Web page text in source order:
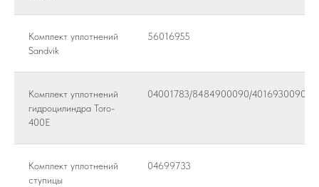
Комплект уплотнений
Sandvik
56016955
Комплект уплотнений
гидроцилиндра Toro-
400E
04001783/8484900090/4016930090
Комплект уплотнений
ступицы
04699733